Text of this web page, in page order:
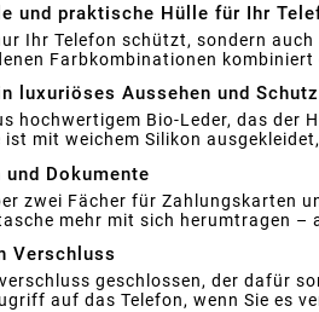
und praktische Hülle für Ihr
Ihr Telefon schützt, sondern
Farbkombinationen
luxuriöses Aussehen und Schutz
hochwertigem Bio-Leder, das
mit weichem Silikon
Dokumente
zwei Fächer für Zahlungskarten
mehr mit sich herumtragen
Verschluss
geschlossen, der dafür
auf das Telefon, wenn Sie es